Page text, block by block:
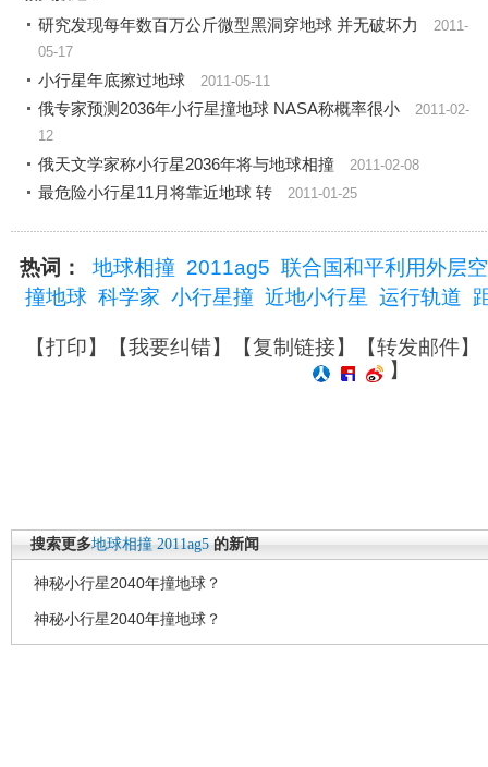
研究发现每年数百万公斤微型黑洞穿地球 并无破坏力
2011-
05-17
小行星年底擦过地球
2011-05-11
俄专家预测2036年小行星撞地球 NASA称概率很小 2011-02-
12
俄天文学家称小行星2036年将与地球相撞
2011-02-08
最危险小行星11月将靠近地球 转 2011-01-25
热词： 地球相撞 2011ag5 联合国和平利用外层
撞地球 科学家 小行星撞 近地小行星 运行轨道
【打印】【我要纠错】【复制链接】【转发邮件】
】
搜索更多地球相撞 2011ag5 的新闻
神秘小行星2040年撞地球？
神秘小行星2040年撞地球？